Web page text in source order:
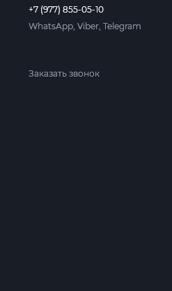
+7 (977) 855-05-10
WhatsApp, Viber, Telegram
Заказать звонок